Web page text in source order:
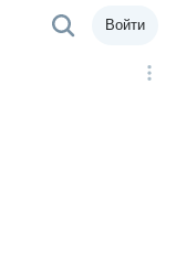
Войти